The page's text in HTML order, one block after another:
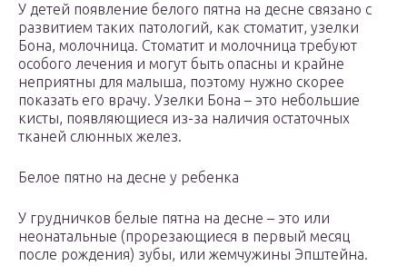
У детей появление белого пятна на десне связано с
развитием таких патологий, как стоматит, узелки
Бона, молочница. Стоматит и молочница требуют
особого лечения и могут быть опасны и крайне
неприятны для малыша, поэтому нужно скорее
показать его врачу. Узелки Бона – это небольшие
кисты, появляющиеся из-за наличия остаточных
тканей слюнных желез.
Белое пятно на десне у ребенка
У грудничков белые пятна на десне – это или
неонатальные (прорезающиеся в первый месяц
после рождения) зубы, или жемчужины Эпштейна.